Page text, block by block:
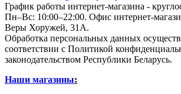
График работы интернет-магазина -
Пн–Вс: 10:00–22:00. Офис интернет-
Веры Хоружей, 31А.
Обработка персональных данных
соответствии с Политикой
законодательством Республики Беларусь.
Наши магазины: